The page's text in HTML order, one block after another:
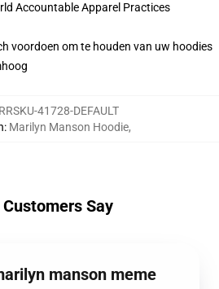
Accountable Apparel Practices
voordoen om te houden van uw hoodies
41728-DEFAULT
: Marilyn Manson Hoodie,
Say
manson meme